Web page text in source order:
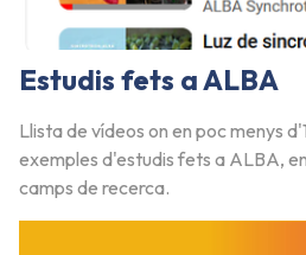
Estudis fets a ALBA
Llista de vídeos on en poc menys
exemples d'estudis fets a ALBA,
camps de recerca.